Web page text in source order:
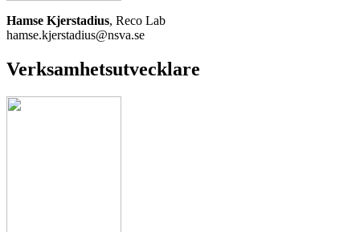
Hamse Kjerstadius, Reco Lab
hamse.kjerstadius@nsva.se
Verksamhetsutvecklare